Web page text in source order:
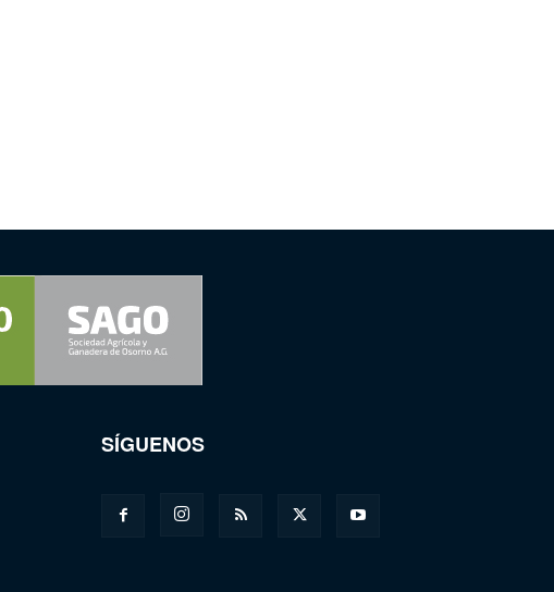
SÍGUENOS